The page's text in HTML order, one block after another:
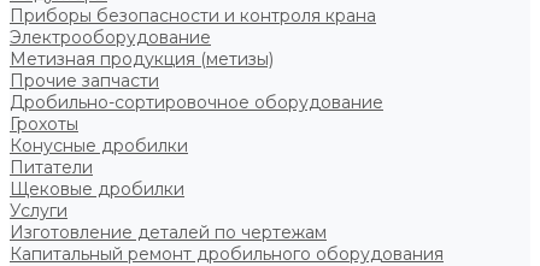
Приборы безопасности и контроля крана
Электрооборудование
Метизная продукция (метизы)
Прочие запчасти
Дробильно-сортировочное оборудование
Грохоты
Конусные дробилки
Питатели
Щековые дробилки
Услуги
Изготовление деталей по чертежам
Капитальный ремонт дробильного оборудования